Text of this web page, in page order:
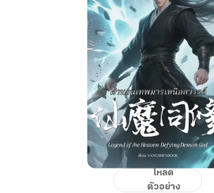
ตำนาน
โหลด
ตัวอย่าง